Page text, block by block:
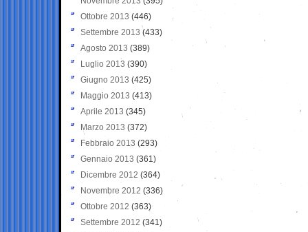
Ottobre 2013 (446)
Settembre 2013 (433)
Agosto 2013 (389)
Luglio 2013 (390)
Giugno 2013 (425)
Maggio 2013 (413)
Aprile 2013 (345)
Marzo 2013 (372)
Febbraio 2013 (293)
Gennaio 2013 (361)
Dicembre 2012 (364)
Novembre 2012 (336)
Ottobre 2012 (363)
Settembre 2012 (341)